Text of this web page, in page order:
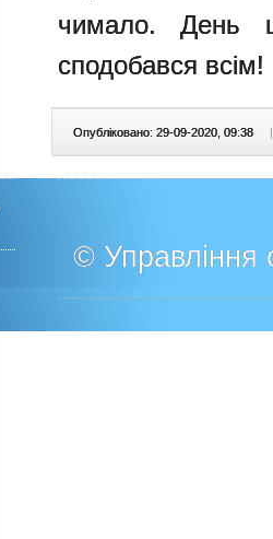
чимало. День
сподобався всім!
Опубліковано: 29-09-2020, 09:38 |
© Управління